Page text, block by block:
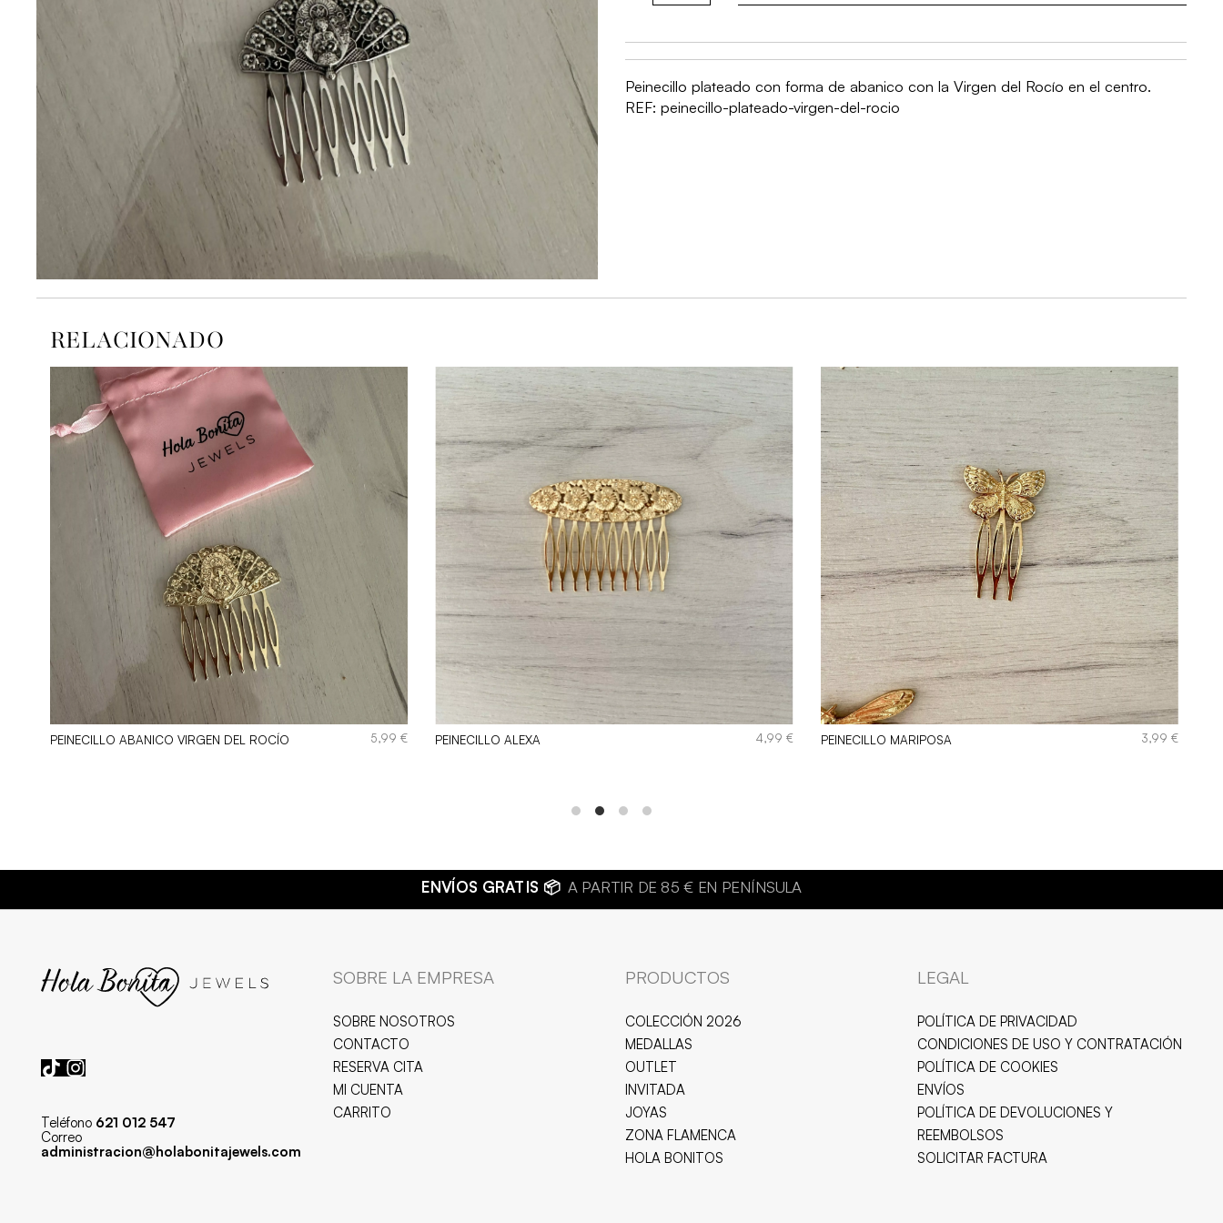
Virgen
Rocío
Peinecillo plateado con forma de abanico con la Virgen del Rocío en el centro.
REF: peinecillo-plateado-virgen-del-rocio
RELACIONADO
PEINECILLO ABANICO VIRGEN DEL ROCÍO 5,99€ PEINECILLO ALEXA 4,99 € PEINECILLO MARIPOSA 3,99€
BISUTERÍA DE CALIDAD 💍
Teléfono 621 012 547
Correo
administracion@holabonitajewels.com
SOBRE LA EMPRESA
SOBRE NOSOTROS
CONTACTO
RESERVA CITA
MI CUENTA
CARRITO
PRODUCTOS
COLECCIÓN 2026
MEDALLAS
OUTLET
INVITADA
JOYAS
ZONA FLAMENCA
HOLA BONITOS
LEGAL
POLÍTICA DE PRIVACIDAD
CONDICIONES DE USO Y CONTRATACIÓN
POLÍTICA DE COOKIES
ENVÍOS
POLÍTICA DE DEVOLUCIONES Y
REEMBOLSOS
SOLICITAR FACTURA